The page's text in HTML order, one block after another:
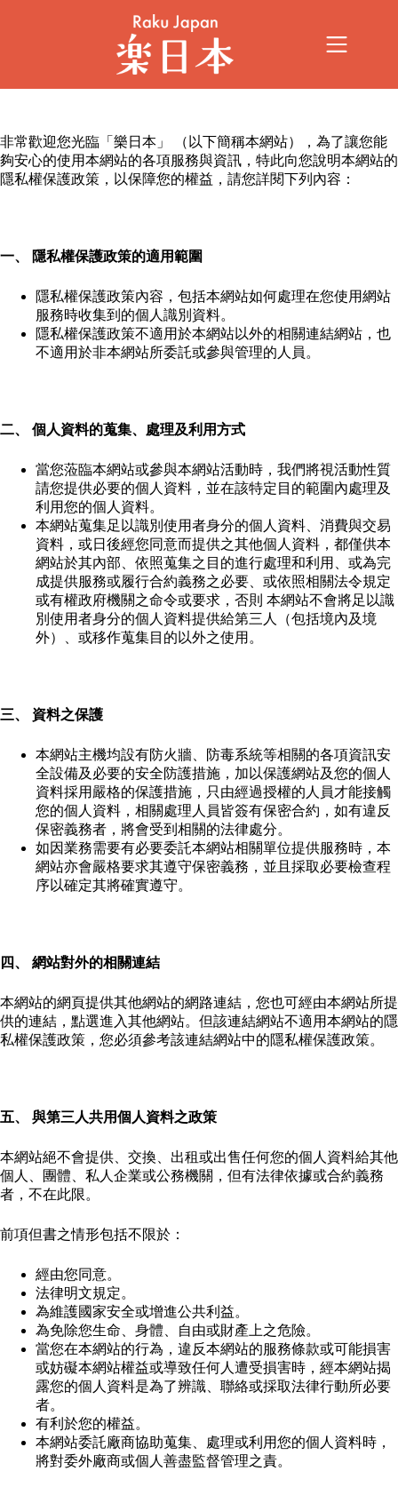
非常歡迎您光臨「樂日本」 （以下簡稱本網站），為了讓您能
夠安心的使用本網站的各項服務與資訊，特此向您說明本網站的
隱私權保護政策，以保障您的權益，請您詳閱下列內容：
一、 隱私權保護政策的適用範圍
隱私權保護政策內容，包括本網站如何處理在您使用網站
服務時收集到的個人識別資料。
隱私權保護政策不適用於本網站以外的相關連結網站，也
不適用於非本網站所委託或參與管理的人員。
二、 個人資料的蒐集、處理及利用方式
當您蒞臨本網站或參與本網站活動時，我們將視活動性質
請您提供必要的個人資料，並在該特定目的範圍內處理及
利用您的個人資料。
本網站蒐集足以識別使用者身分的個人資料、消費與交易
資料，或日後經您同意而提供之其他個人資料，都僅供本
網站於其內部、依照蒐集之目的進行處理和利用、或為完
成提供服務或履行合約義務之必要、或依照相關法令規定
或有權政府機關之命令或要求，否則 本網站不會將足以識
別使用者身分的個人資料提供給第三人（包括境內及境
外）、或移作蒐集目的以外之使用。
三、 資料之保護
本網站主機均設有防火牆、防毒系統等相關的各項資訊安
全設備及必要的安全防護措施，加以保護網站及您的個人
資料採用嚴格的保護措施，只由經過授權的人員才能接觸
您的個人資料，相關處理人員皆簽有保密合約，如有違反
保密義務者，將會受到相關的法律處分。
如因業務需要有必要委託本網站相關單位提供服務時，本
網站亦會嚴格要求其遵守保密義務，並且採取必要檢查程
序以確定其將確實遵守。
四、 網站對外的相關連結
本網站的網頁提供其他網站的網路連結，您也可經由本網站所提
供的連結，點選進入其他網站。但該連結網站不適用本網站的隱
私權保護政策，您必須參考該連結網站中的隱私權保護政策。
五、 與第三人共用個人資料之政策
本網站絕不會提供、交換、出租或出售任何您的個人資料給其他
個人、團體、私人企業或公務機關，但有法律依據或合約義務
者，不在此限。
前項但書之情形包括不限於：
經由您同意。
法律明文規定。
為維護國家安全或增進公共利益。
為免除您生命、身體、自由或財產上之危險。
當您在本網站的行為，違反本網站的服務條款或可能損害
或妨礙本網站權益或導致任何人遭受損害時，經本網站揭
露您的個人資料是為了辨識、聯絡或採取法律行動所必要
者。
有利於您的權益。
本網站委託廠商協助蒐集、處理或利用您的個人資料時，
將對委外廠商或個人善盡監督管理之責。